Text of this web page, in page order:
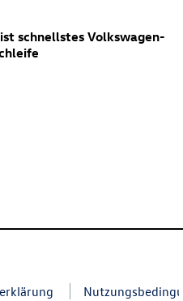
schnellstes Volkswagen-